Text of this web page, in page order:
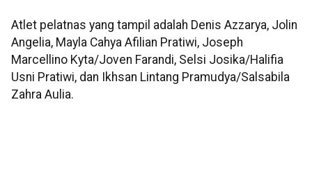
Atlet pelatnas yang tampil adalah Denis Azzarya, Jolin
Angelia, Mayla Cahya Afilian Pratiwi, Joseph
Marcellino Kyta/Joven Farandi, Selsi Josika/Halifia
Usni Pratiwi, dan Ikhsan Lintang Pramudya/Salsabila
Zahra Aulia.